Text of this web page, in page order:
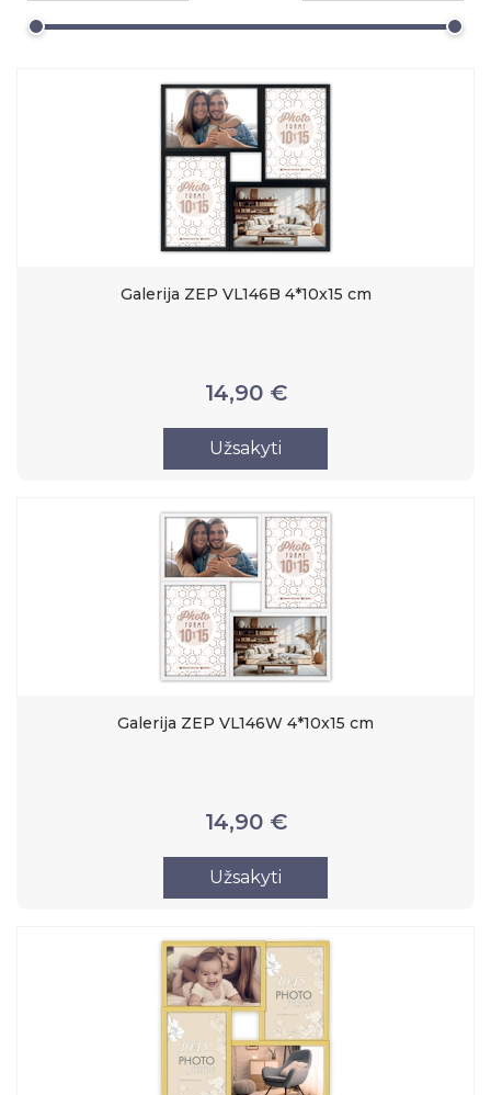
Galerija ZEP VL146B 4*10x15 cm
14,90 €
Užsakyti
Galerija ZEP VL146W 4*10x15 cm
14,90 €
Užsakyti